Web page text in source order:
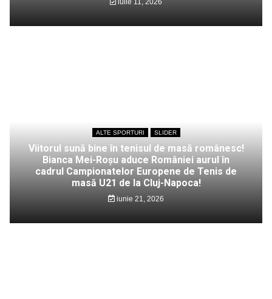
ALTE SPORTURI SLIDER
Viitorul sună bine în tenisul de masă românesc!
Bianca Mei-Roșu aduce României aurul în
cadrul Campionatelor Europene de Tenis de
masă U21 de la Cluj-Napoca!
iunie 21, 2026